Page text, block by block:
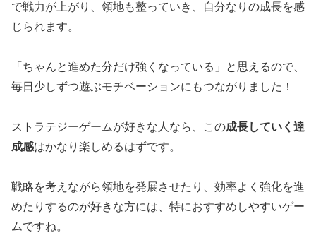
で戦力が上がり、領地も整っていき、自分なりの成長を感
じられます。
「ちゃんと進めた分だけ強くなっている」と思えるので、
毎日少しずつ遊ぶモチベーションにもつながりました！
ストラテジーゲームが好きな人なら、この成長していく達
成感はかなり楽しめるはずです。
戦略を考えながら領地を発展させたり、効率よく強化を進
めたりするのが好きな方には、特におすすめしやすいゲー
ムですね。